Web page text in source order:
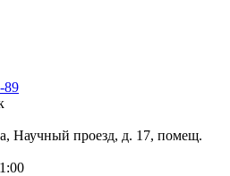
89
Научный проезд, д. 17, помещ.